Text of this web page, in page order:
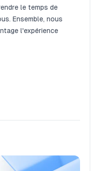
le temps de
Ensemble, nous
l'expérience